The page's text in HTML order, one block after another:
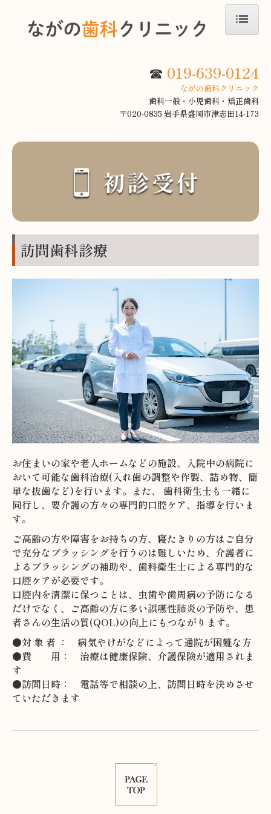
施設基準について
☎ 019-639-0124
ながの歯科クリニック
歯科一般・小児歯科・矯正歯科
〒020-0835 岩手県盛岡市津志田14-173
訪問歯科診療
お住まいの家や老人ホームなどの施設、入院中の病院に
おいて可能な歯科治療(入れ歯の調整や作製、詰め物、簡
単な抜歯など)を行います。また、 歯科衛生士も一緒に
同行し、要介護の方々の専門的口腔ケア、指導を行いま
す。
ご高齢の方や障害をお持ちの方、寝たきりの方はご自分
で充分なブラッシングを行うのは難しいため、介護者に
よるブラッシングの補助や、歯科衛生士による専門的な
口腔ケアが必要です。
口腔内を清潔に保つことは、虫歯や歯周病の予防になる
だけでなく、ご高齢の方に多い誤嚥性肺炎の予防や、患
者さんの生活の質(QOL)の向上にもつながります。
●対 象 者 ： 病気やけがなどによって通院が困難な方
●費 用： 治療は健康保険、介護保険が適用されま
す
●訪問日時： 電話等で相談の上、訪問日時を決めさせ
ていただきます